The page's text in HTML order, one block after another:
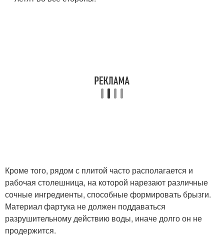
Кроме того, рядом с плитой часто располагается и
рабочая столешница, на которой нарезают различные
сочные ингредиенты, способные формировать брызги.
Материал фартука не должен поддаваться
разрушительному действию воды, иначе долго он не
продержится.